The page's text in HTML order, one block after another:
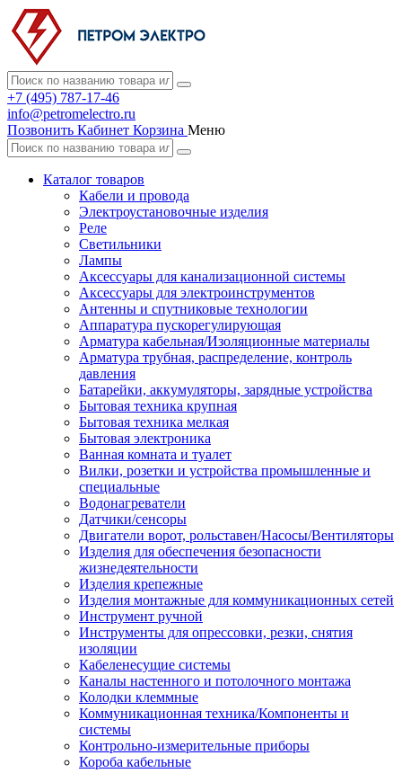
+7 (495) 787-17-46
info@petromelectro.ru
Позвонить Кабинет Корзина Меню
Каталог товаров
Кабели и провода
Электроустановочные изделия
Реле
Светильники
Лампы
Аксессуары для канализационной системы
Аксессуары для электроинструментов
Антенны и спутниковые технологии
Аппаратура пускорегулирующая
Арматура кабельная/Изоляционные материалы
Арматура трубная, распределение, контроль
давления
Батарейки, аккумуляторы, зарядные устройства
Бытовая техника крупная
Бытовая техника мелкая
Бытовая электроника
Ванная комната и туалет
Вилки, розетки и устройства промышленные и
специальные
Водонагреватели
Датчики/сенсоры
Двигатели ворот, рольставен/Насосы/Вентиляторы
Изделия для обеспечения безопасности
жизнедеятельности
Изделия крепежные
Изделия монтажные для коммуникационных сетей
Инструмент ручной
Инструменты для опрессовки, резки, снятия
изоляции
Кабеленесущие системы
Каналы настенного и потолочного монтажа
Колодки клеммные
Коммуникационная техника/Компоненты и
системы
Контрольно-измерительные приборы
Короба кабельные